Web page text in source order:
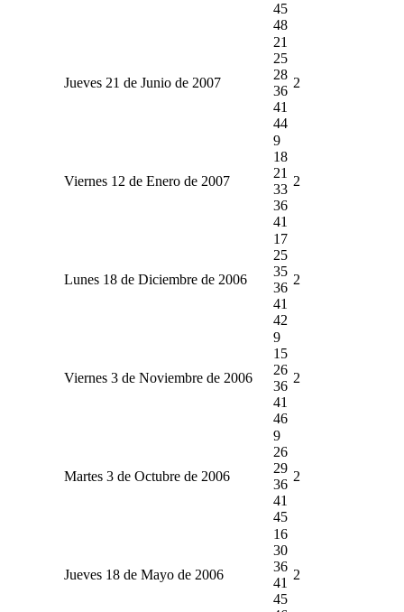
45
48
Jueves 21 de Junio de 2007
21
25
28
36
41
44
2
Viernes 12 de Enero de 2007
9
18
21
33
36
41
2
Lunes 18 de Diciembre de 2006
17
25
35
36
41
42
2
Viernes 3 de Noviembre de 2006
9
15
26
36
41
46
2
Martes 3 de Octubre de 2006
9
26
29
36
41
45
2
Jueves 18 de Mayo de 2006
16
30
36
41
45
2